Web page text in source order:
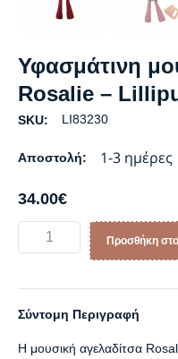
Υφασμάτινη
Rosalie –
SKU: LΙ83230
Αποστολή: 1-3 ημέρες
34.00€
Προσθήκη
Σύντομη Περιγραφή
Η μουσική αγελαδίτσα